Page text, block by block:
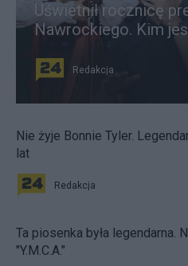
Uświetnił rocznicę
Nawrockiego. Kim
Redakcja
Nie żyje Bonnie Tyler.
lat
Redakcja
Ta piosenka była legendarna.
"Y.M.C.A."